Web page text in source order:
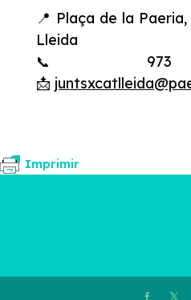
📍 Plaça de la
Lleida
📞
📩
Imprimir